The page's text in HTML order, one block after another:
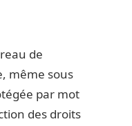
de
même sous
par mot
des droits